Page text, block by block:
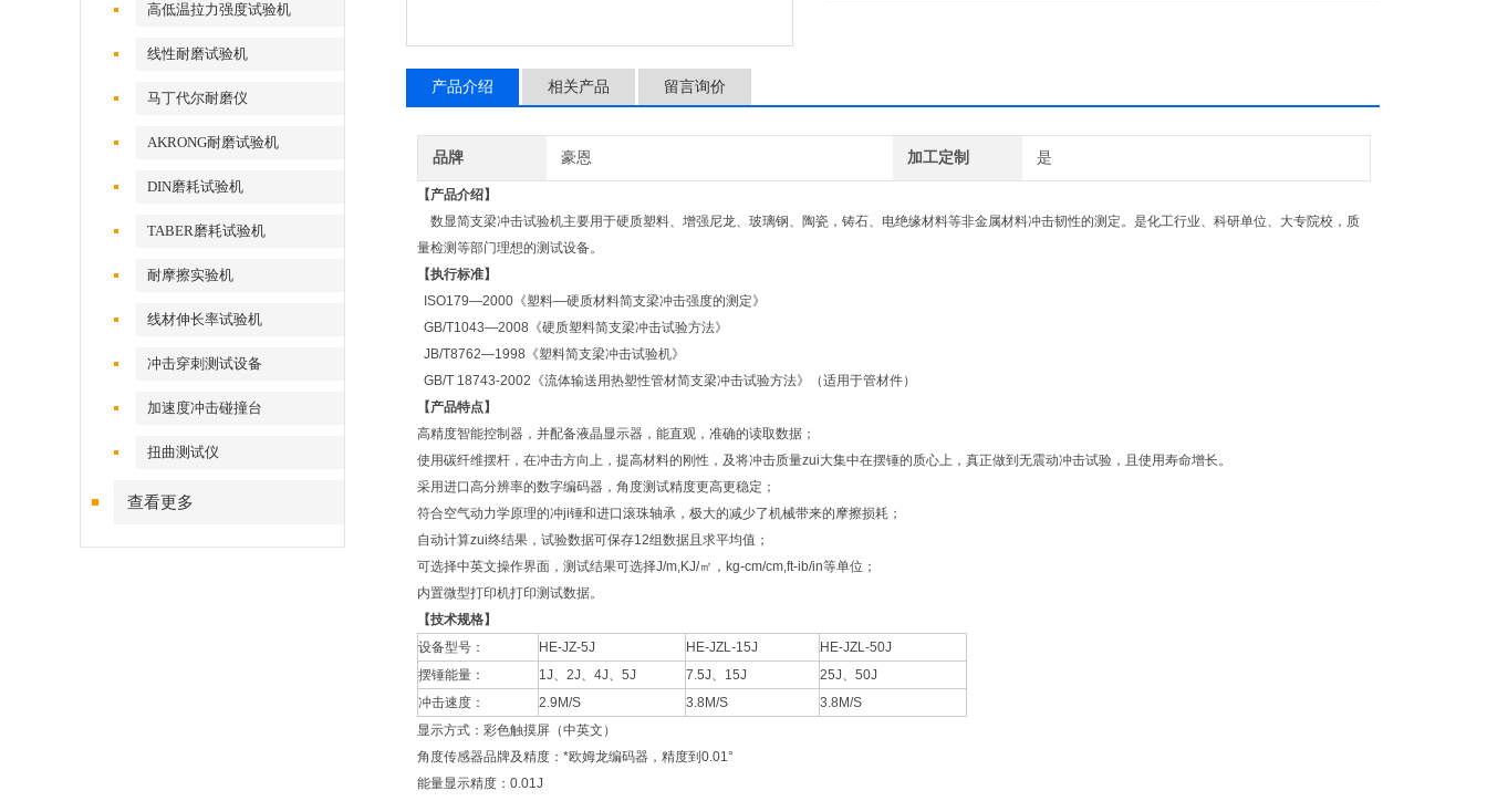
高低温拉力强度试验机
线性耐磨试验机
马丁代尔耐磨仪
AKRONG耐磨试验机
DIN磨耗试验机
TABER磨耗试验机
耐摩擦实验机
线材伸长率试验机
冲击穿刺测试设备
加速度冲击碰撞台
扭曲测试仪
查看更多
产品介绍 相关产品 留言询价
品牌 豪恩 加工定制 是
【产品介绍】
数显简支梁冲击试验机主要用于硬质塑料、增强尼龙、玻璃钢、陶瓷，铸石、电绝缘材料等非金属材料冲击韧性的测定。是化工行业、科研单位、大专院校，质
量检测等部门理想的测试设备。
【执行标准】
ISO179—2000《塑料—硬质材料简支梁冲击强度的测定》
GB/T1043—2008《硬质塑料简支梁冲击试验方法》
JB/T8762—1998《塑料简支梁冲击试验机》
GB/T 18743-2002 《流体输送用热塑性管材简支梁冲击试验方法》（适用于管材件）
【产品特点】
高精度智能控制器，并配备液晶显示器，能直观，准确的读取数据；
使用碳纤维摆杆，在冲击方向上，提高材料的刚性，及将冲击质量zui大集中在摆锤的质心上，真正做到无震动冲击试验，且使用寿命增长。
采用进口高分辨率的数字编码器，角度测试精度更高更稳定；
符合空气动力学原理的冲ji锤和进口滚珠轴承，极大的减少了机械带来的摩擦损耗；
自动计算zui终结果，试验数据可保存12组数据且求平均值；
可选择中英文操作界面，测试结果可选择J/m,KJ/㎡，kg-cm/cm,ft-ib/in等单位；
内置微型打印机打印测试数据。
【技术规格】
设备型号：
HE-JZ-5J HE-JZL-15J
HE-JZL-50J
摆锤能量：
1J、2J、4J、5J 7.5J、15J 25J、50J
冲击速度：
2.9M/S 3.8M/S
3.8M/S
显示方式：彩色触摸屏（中英文）
角度传感器品牌及精度：*欧姆龙编码器，精度到0.01°
能量显示精度：0.01J